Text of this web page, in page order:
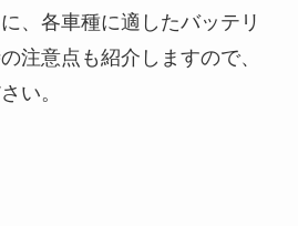
、各車種に適したバッテリ
注意点も紹介しますので、
い。